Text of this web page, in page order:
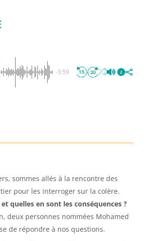
-3:59
sommes allés à la rencontre des
pour les interroger sur la colère.
quelles en sont les conséquences ?
deux personnes nommées Mohamed
de répondre à nos questions.